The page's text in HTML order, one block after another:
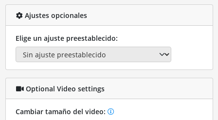
Ajustes opcionales
Elige un ajuste preestablecido:
Optional Video settings
Cambiar tamaño del video: